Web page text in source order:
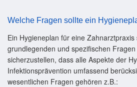
Welche Fragen sollte ein
Ein Hygieneplan für eine
grundlegenden und spezifischen
sicherzustellen, dass alle Aspekte der
Infektionsprävention umfassend
wesentlichen Fragen gehören z.B.: